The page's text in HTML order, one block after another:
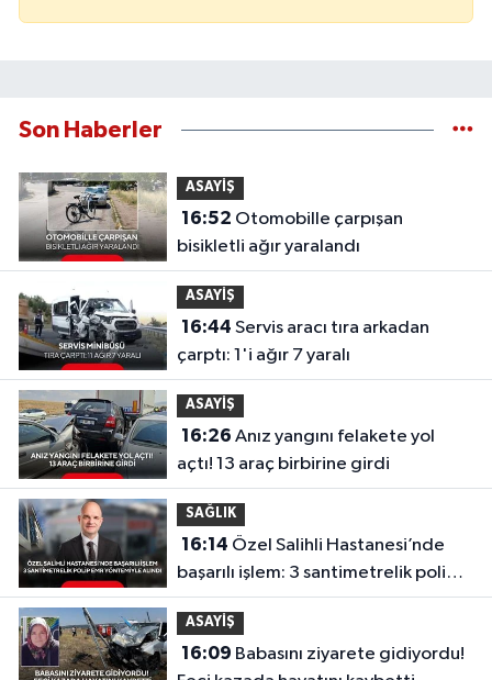
Son Haberler
ASAYİŞ
16:52
bisikletli ağır yaralandı
ASAYİŞ
16:44
çarptı: 1'i ağır 7 yaralı
ASAYİŞ
16:26
açtı! 13 araç birbirine girdi
SAĞLIK
16:14
başarılı işlem: 3 santimetrelik polip
EMR yöntemiyle alındı
ASAYİŞ
16:09